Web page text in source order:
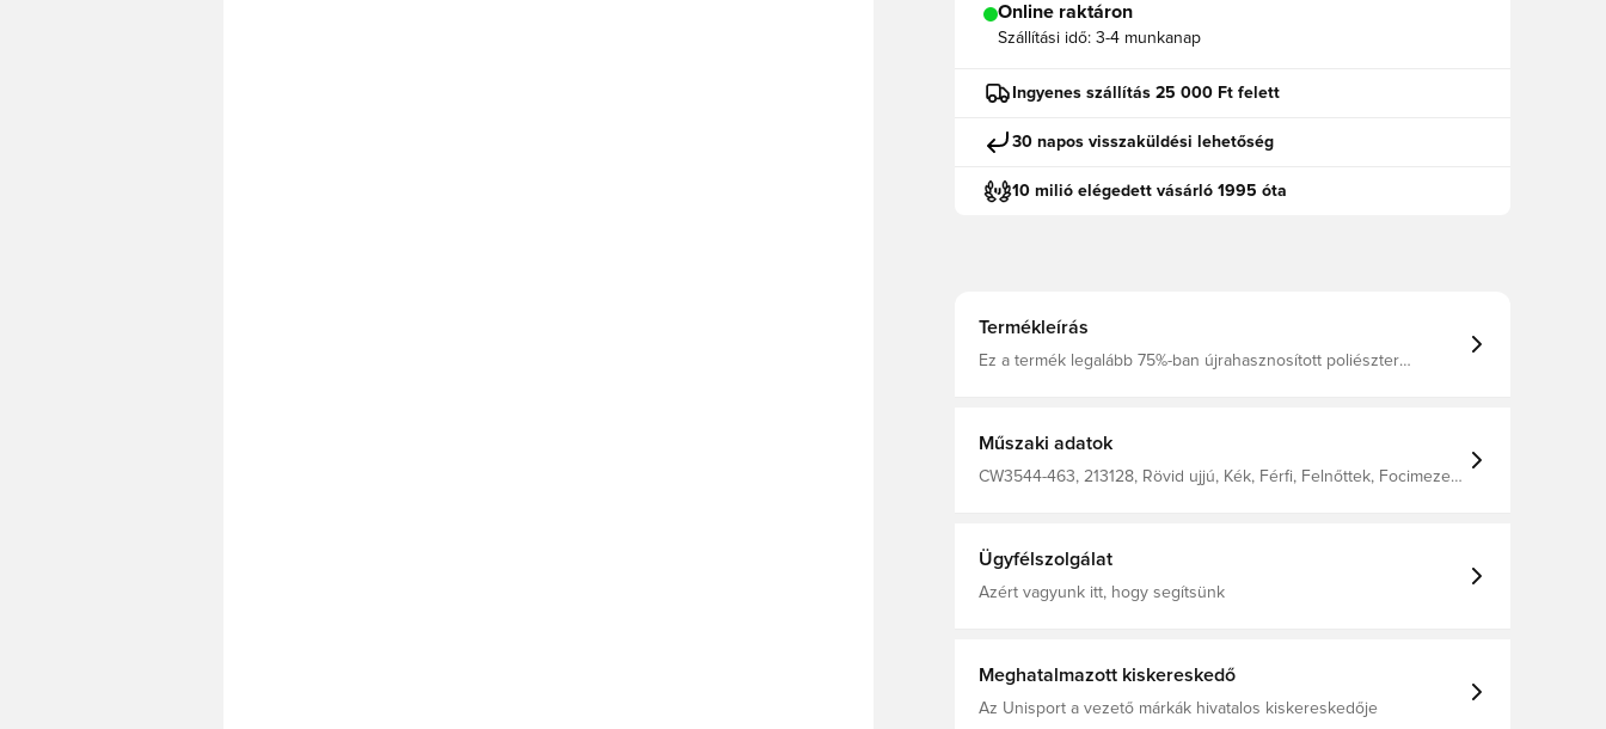
Online raktáron
Szállítási idő: 3-4 munkanap
Ingyenes szállítás 25 000 Ft felett
30 napos visszaküldési lehetőség
10 milió elégedett vásárló 1995 óta
Termékleírás
Ez a termék legalább 75%-ban újrahasznosított poliészter
Műszaki adatok
CW3544-463, 213128, Rövid ujjú, Kék, Férfi, Felnőttek, Focimezek,
Ügyfélszolgálat
Azért vagyunk itt, hogy segítsünk
Meghatalmazott kiskereskedő
Az Unisport a vezető márkák hivatalos kiskereskedője